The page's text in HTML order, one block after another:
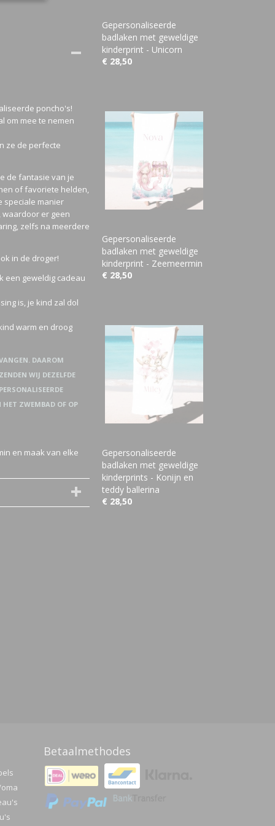
poncho's!
om mee te nemen
ze de perfecte
de fantasie van je
of favoriete helden,
speciale manier
er geen
zelfs na meerdere
in de droger!
een geweldig cadeau
is, je kind zal dol
warm en droog
DAAROM
WIJ DEZELFDE
ZWEMBAD OF OP
en maak van elke
Gepersonaliseerde
badlaken met geweldige
kinderprint - Unicorn
€ 28,50
Gepersonaliseerde
badlaken met geweldige
kinderprint - Zeemeermin
€ 28,50
Gepersonaliseerde
badlaken met geweldige
kinderprints - Konijn en
teddy ballerina
€ 28,50
Betaalmethodes